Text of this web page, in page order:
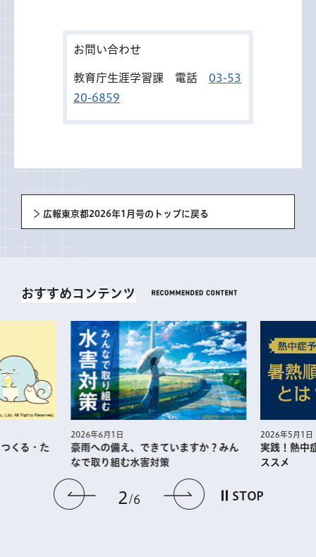
お問い合わせ
教育庁生涯学習課 電話 03-53
20-6859
広報東京都2026年1月号のトップに戻る
おすすめコンテンツ
前のスライドを表示
2 6 次のスライドを
STOP
くる・た
2026年6月1日
豪雨への備え、できていますか？みん
なで取り組む水害対策
2026年5月1日
実践！熱中
ススメ